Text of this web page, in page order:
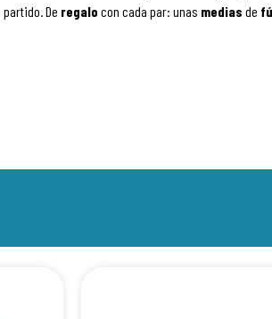
De regalo con cada par: unas medias de